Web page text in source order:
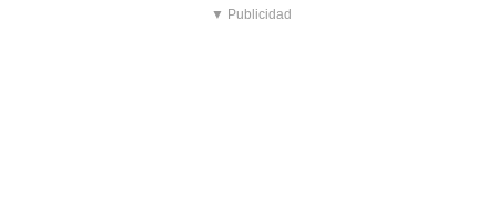
▼ Publicidad